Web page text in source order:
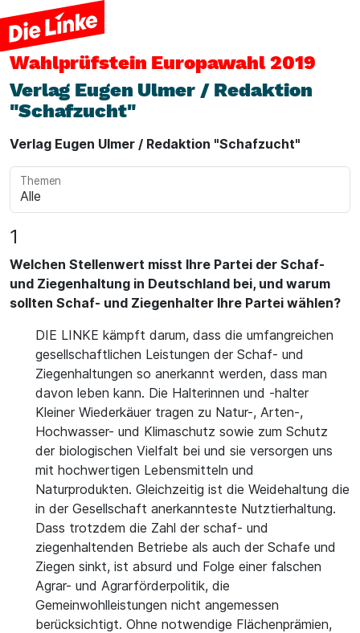
Wahlprüfstein Europawahl 2019
Verlag Eugen Ulmer / Redaktion
"Schafzucht"
Verlag Eugen Ulmer / Redaktion "Schafzucht"
Themen
1
Welchen Stellenwert misst Ihre Partei der Schaf-
und Ziegenhaltung in Deutschland bei, und warum
sollten Schaf- und Ziegenhalter Ihre Partei wählen?
DIE LINKE kämpft darum, dass die umfangreichen
gesellschaftlichen Leistungen der Schaf- und
Ziegenhaltungen so anerkannt werden, dass man
davon leben kann. Die Halterinnen und -halter
Kleiner Wiederkäuer tragen zu Natur-, Arten-,
Hochwasser- und Klimaschutz sowie zum Schutz
der biologischen Vielfalt bei und sie versorgen uns
mit hochwertigen Lebensmitteln und
Naturprodukten. Gleichzeitig ist die Weidehaltung die
in der Gesellschaft anerkannteste Nutztierhaltung.
Dass trotzdem die Zahl der schaf- und
ziegenhaltenden Betriebe als auch der Schafe und
Ziegen sinkt, ist absurd und Folge einer falschen
Agrar- und Agrarförderpolitik, die
Gemeinwohlleistungen nicht angemessen
berücksichtigt. Ohne notwendige Flächenprämien,